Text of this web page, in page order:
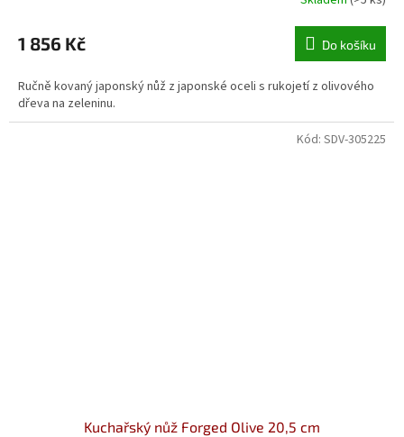
1 856 Kč Do košíku
Ručně kovaný japonský nůž z japonské oceli s rukojetí z olivového
dřeva na zeleninu.
Kuchařský nůž Forged Olive 20,5 cm
Kód: SDV-305225